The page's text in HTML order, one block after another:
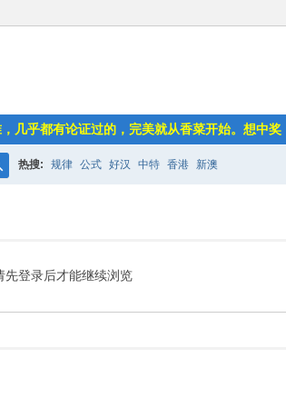
几乎都有论证过的，完美就从香菜开始。想中奖
热搜: 规律 公式 好汉 中特 香港 新澳
先登录后才能继续浏览